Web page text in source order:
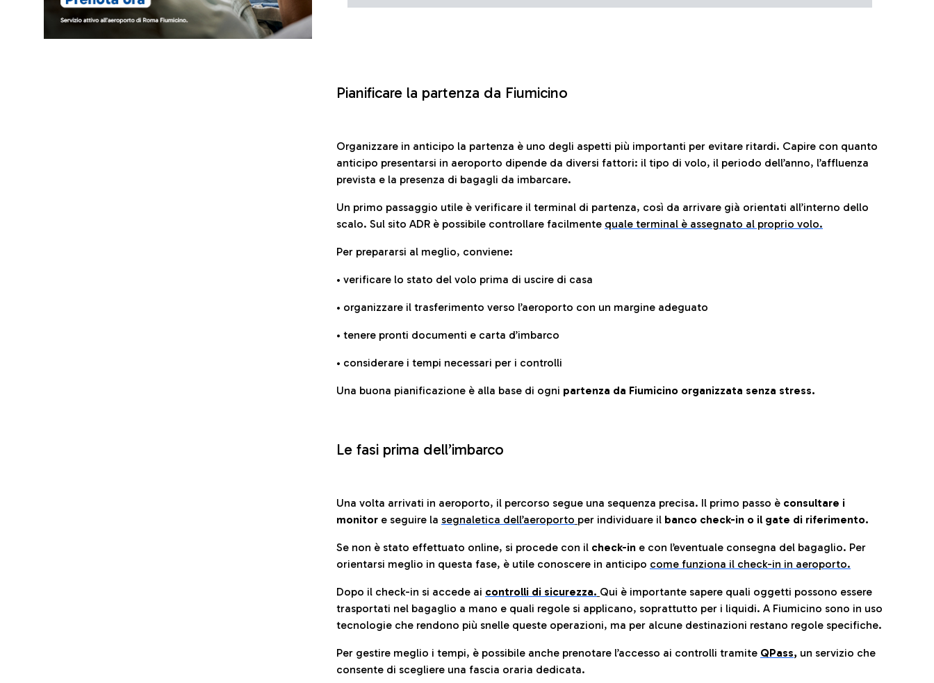
Pianificare la partenza da Fiumicino
Organizzare in anticipo la partenza è uno degli aspetti più importanti per evitare ritardi. Capire con quanto
anticipo presentarsi in aeroporto dipende da diversi fattori: il tipo di volo, il periodo dell’anno, l’affluenza
prevista e la presenza di bagagli da imbarcare.
Un primo passaggio utile è verificare il terminal di partenza, così da arrivare già orientati all’interno dello
scalo. Sul sito ADR è possibile controllare facilmente quale terminal è assegnato al proprio volo.
Per prepararsi al meglio, conviene:
• verificare lo stato del volo prima di uscire di casa
• organizzare il trasferimento verso l’aeroporto con un margine adeguato
• tenere pronti documenti e carta d’imbarco
• considerare i tempi necessari per i controlli
Una buona pianificazione è alla base di ogni partenza da Fiumicino organizzata senza stress.
Le fasi prima dell’imbarco
Una volta arrivati in aeroporto, il percorso segue una sequenza precisa. Il primo passo è consultare i
monitor e seguire la segnaletica dell’aeroporto per individuare il banco check-in o il gate di riferimento.
Se non è stato effettuato online, si procede con il check-in e con l’eventuale consegna del bagaglio. Per
orientarsi meglio in questa fase, è utile conoscere in anticipo come funziona il check-in in aeroporto.
Dopo il check-in si accede ai controlli di sicurezza. Qui è importante sapere quali oggetti possono essere
trasportati nel bagaglio a mano e quali regole si applicano, soprattutto per i liquidi. A Fiumicino sono in uso
tecnologie che rendono più snelle queste operazioni, ma per alcune destinazioni restano regole specifiche.
Per gestire meglio i tempi, è possibile anche prenotare l’accesso ai controlli tramite QPass, un servizio che
consente di scegliere una fascia oraria dedicata.